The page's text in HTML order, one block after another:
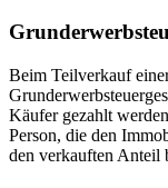
Beim Teilverkauf
Käufer gezahlt
Person, die den
den verkauften Anteil